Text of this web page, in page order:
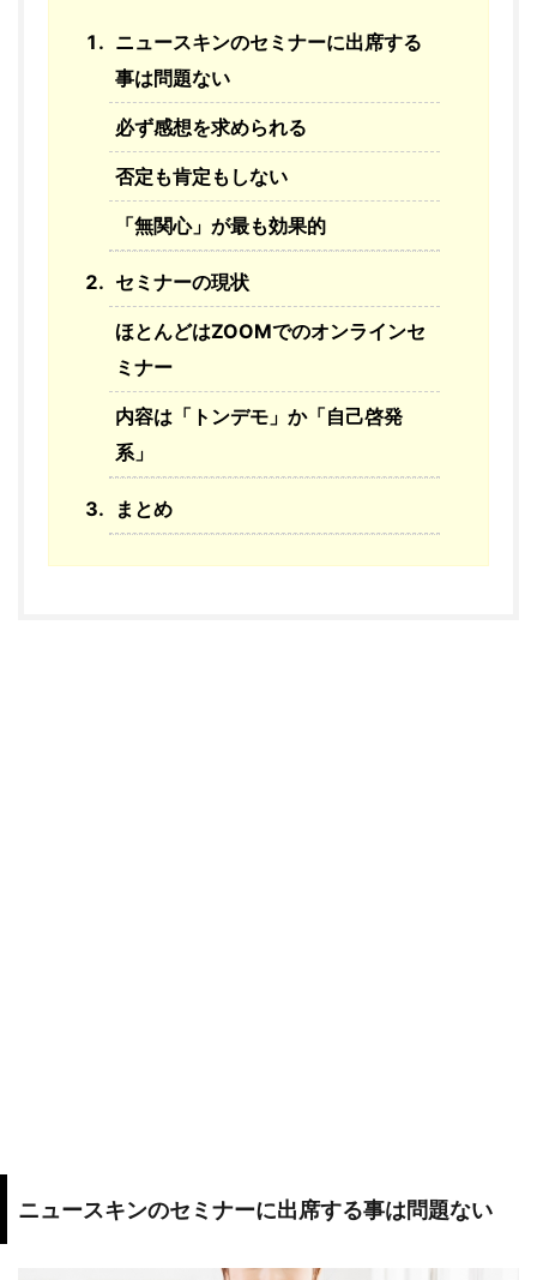
ニュースキンのセミナーに出席する
事は問題ない
必ず感想を求められる
否定も肯定もしない
「無関心」が最も効果的
セミナーの現状
ほとんどはZOOMでのオンラインセ
ミナー
内容は「トンデモ」か「自己啓発
系」
まとめ
ニュースキンのセミナーに出席する事は問題ない